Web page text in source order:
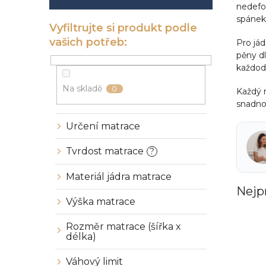
p
a
n
e
l
Na skladě 0
Materiál jádra matrace
Rozměr matrace (šířka x
délka)
Tvrdost matrace ?
Určení matrace
Váhový limit
Výška matrace
Pro
pěny
Každý